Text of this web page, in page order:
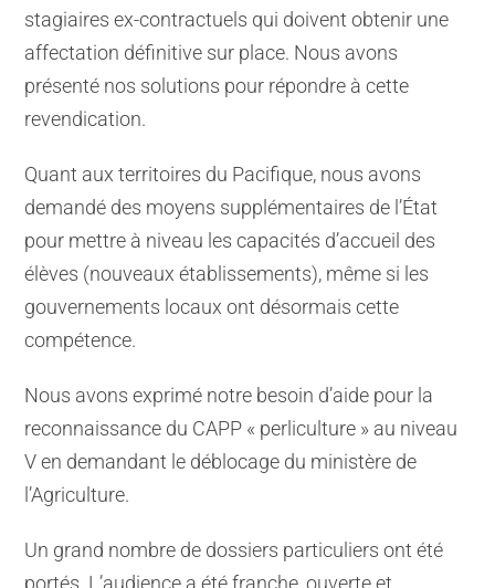
stagiaires ex-contractuels qui doivent obtenir une
affectation définitive sur place. Nous avons
présenté nos solutions pour répondre à cette
revendication.
Quant aux territoires du Pacifique, nous avons
demandé des moyens supplémentaires de l’État
pour mettre à niveau les capacités d’accueil des
élèves (nouveaux établissements), même si les
gouvernements locaux ont désormais cette
compétence.
Nous avons exprimé notre besoin d’aide pour la
reconnaissance du CAPP « perliculture » au niveau
V en demandant le déblocage du ministère de
l’Agriculture.
Un grand nombre de dossiers particuliers ont été
portés. L’audience a été franche, ouverte et